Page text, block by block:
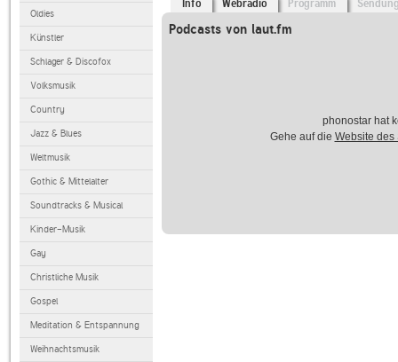
Oldies
Künstler
Schlager & Discofox
Volksmusik
Country
Jazz & Blues
Weltmusik
Gothic & Mittelalter
Soundtracks & Musical
Kinder-Musik
Gay
Christliche Musik
Gospel
Meditation & Entspannung
Weihnachtsmusik
Info Webradio Programm
Podcasts von laut.fm
phonostar hat
Gehe auf die Website des